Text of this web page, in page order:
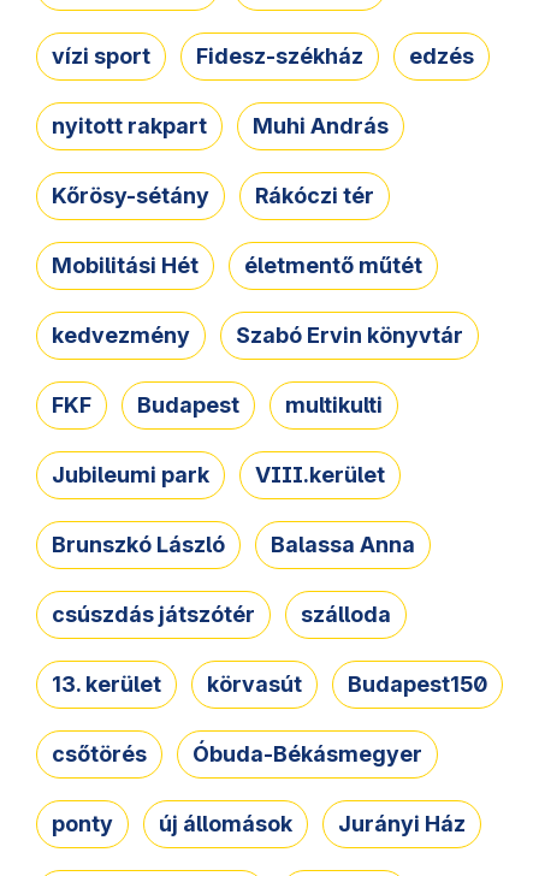
vízi sport Fidesz-székház edzés
nyitott rakpart Muhi András
Kőrösy-sétány Rákóczi tér
Mobilitási Hét életmentő műtét
kedvezmény Szabó Ervin könyvtár
FKF Budapest multikulti
Jubileumi park VIII.kerület
Brunszkó László Balassa Anna
csúszdás játszótér szálloda
13. kerület körvasút Budapest150
csőtörés Óbuda-Békásmegyer
ponty új állomások Jurányi Ház